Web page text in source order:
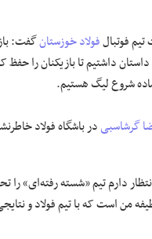
فوتبالفولاد خوزستانگفت:
داشتیم تا بازیکنان را حفظ
شروع لیگ هستیم.
گرشاسبیدر باشگاه فولاد
دارم تیم «شسته رفته‌ای» را
من است که با تیم فولاد و